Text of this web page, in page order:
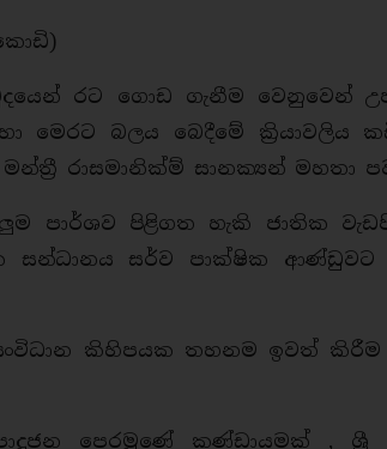
රට ගොඩ ගැනීම වෙනුවෙන්
මෙරට බලය බෙදීමේ
රාසමානික්ම් සානක්‍යන් මහතා
පාර්ශව පිළිගත හැකි ජාතික
සන්ධානය සර්ව පාක්ෂික ආණ්ඩුවට
කිහිපයක තහනම ඉවත් කිරීම
පෙරමුණේ කණ්ඩායමක් ,